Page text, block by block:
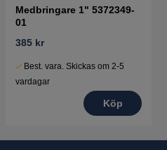
Medbringare 1" 5372349-
01
385 kr
Best. vara. Skickas om 2-5
vardagar
Köp